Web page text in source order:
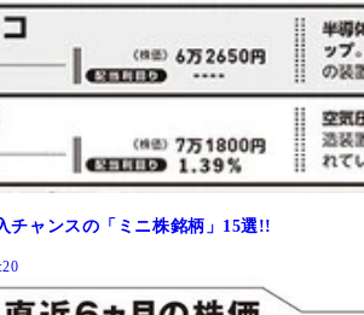
チャンスの「ミニ株銘柄」15選!!